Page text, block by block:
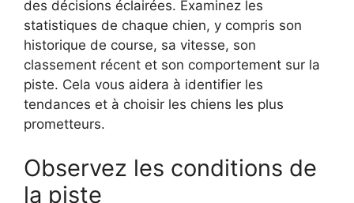
des décisions éclairées. Examinez les
statistiques de chaque chien, y compris son
historique de course, sa vitesse, son
classement récent et son comportement sur la
piste. Cela vous aidera à identifier les
tendances et à choisir les chiens les plus
prometteurs.
Observez les conditions de
la piste